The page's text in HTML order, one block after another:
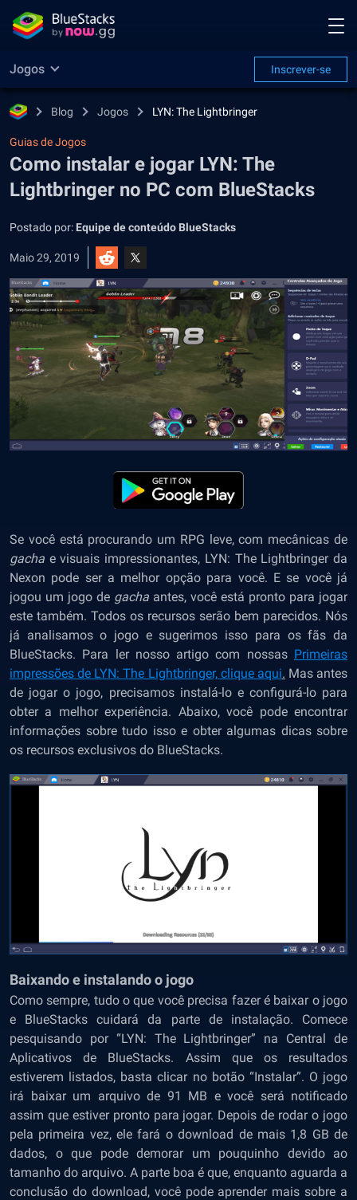
Jogos Inscrever-se
Blog Jogos LYN: The Lightbringer
Guias de Jogos
Como instalar e jogar LYN: The
Lightbringer no PC com BlueStacks
Postado por: Equipe de conteúdo BlueStacks
Maio 29, 2019
Se você está procurando um RPG leve, com mecânicas de
gacha e visuais impressionantes, LYN: The Lightbringer da
Nexon pode ser a melhor opção para você. E se você já
jogou um jogo de gacha antes, você está pronto para jogar
este também. Todos os recursos serão bem parecidos. Nós
já analisamos o jogo e sugerimos isso para os fãs da
BlueStacks. Para ler nosso artigo com nossas Primeiras
impressões de LYN: The Lightbringer, clique aqui. Mas antes
de jogar o jogo, precisamos instalá-lo e configurá-lo para
obter a melhor experiência. Abaixo, você pode encontrar
informações sobre tudo isso e obter algumas dicas sobre
os recursos exclusivos do BlueStacks.
Baixando e instalando o jogo
Como sempre, tudo o que você precisa fazer é baixar o jogo
e BlueStacks cuidará da parte de instalação. Comece
pesquisando por “LYN: The Lightbringer” na Central de
Aplicativos de BlueStacks. Assim que os resultados
estiverem listados, basta clicar no botão “Instalar”. O jogo
irá baixar um arquivo de 91 MB e você será notificado
assim que estiver pronto para jogar. Depois de rodar o jogo
pela primeira vez, ele fará o download de mais 1,8 GB de
dados, o que pode demorar um pouquinho devido ao
tamanho do arquivo. A parte boa é que, enquanto aguarda a
conclusão do download, você pode aprender mais sobre a